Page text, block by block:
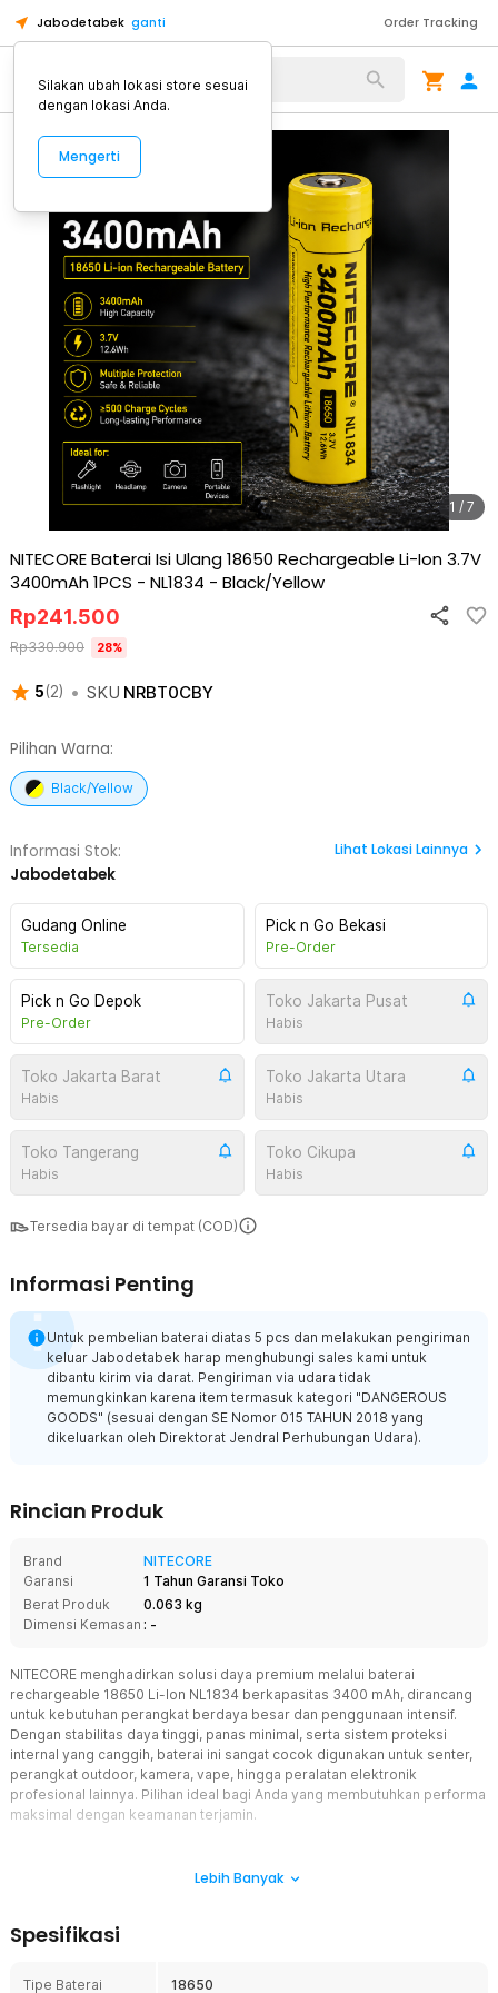
Jabodetabek ganti Order Tracking
Alat Kopi
1 / 7
NITECORE Baterai Isi Ulang 18650 Rechargeable Li-Ion 3.7V
3400mAh 1PCS - NL1834 - Black/Yellow
5(2) • SKU NRBT0CBY
Rp241.500
Rp330.900 28%
Pilihan Warna:
Black/Yellow
Informasi Stok:
Jabodetabek
Lihat Lokasi Lainnya
Gudang Online
Tersedia
Pick n Go Bekasi
Pre-Order
Pick n Go Depok
Pre-Order
Toko Jakarta Pusat
Habis
Toko Jakarta Barat
Habis
Toko Jakarta Utara
Habis
Toko Tangerang
Habis
Toko Cikupa
Habis
Tersedia bayar di tempat (COD)
Informasi Penting
Untuk pembelian baterai diatas 5 pcs dan melakukan pengiriman
keluar Jabodetabek harap menghubungi sales kami untuk
dibantu kirim via darat. Pengiriman via udara tidak
memungkinkan karena item termasuk kategori "DANGEROUS
GOODS" (sesuai dengan SE Nomor 015 TAHUN 2018 yang
dikeluarkan oleh Direktorat Jendral Perhubungan Udara).
Rincian Produk
Brand
NITECORE
Garansi
1 Tahun Garansi Toko
Berat Produk
0.063 kg
Dimensi Kemasan : -
NITECORE menghadirkan solusi daya premium melalui baterai
rechargeable 18650 Li-Ion NL1834 berkapasitas 3400 mAh, dirancang
untuk kebutuhan perangkat berdaya besar dan penggunaan intensif.
Dengan stabilitas daya tinggi, panas minimal, serta sistem proteksi
internal yang canggih, baterai ini sangat cocok digunakan untuk senter,
perangkat outdoor, kamera, vape, hingga peralatan elektronik
profesional lainnya. Pilihan ideal bagi Anda yang membutuhkan performa
maksimal dengan keamanan terjamin.
suplai daya yang tahan lama untuk perangkat elektronik Anda.
maupun aktivitas outdoor yang membutuhkan keandalan daya
Lebih Banyak
Spesifikasi
Tipe Baterai 18650
Silakan ubah lokasi store sesuai
dengan lokasi Anda.
Mengerti